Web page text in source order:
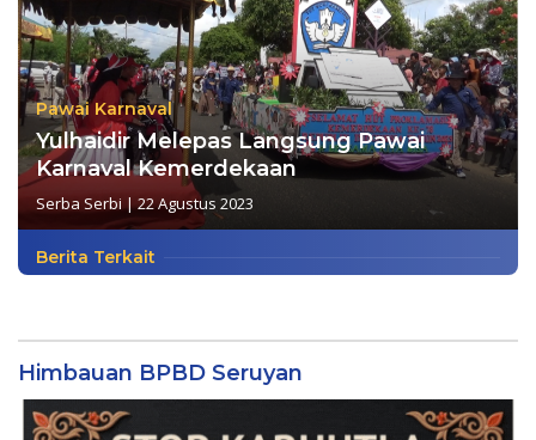
Pawai Karnaval
Yulhaidir Melepas Langsung Pawai
Karnaval Kemerdekaan
Serba Serbi |22 Agustus 2023
Berita Terkait
Himbauan BPBD Seruyan